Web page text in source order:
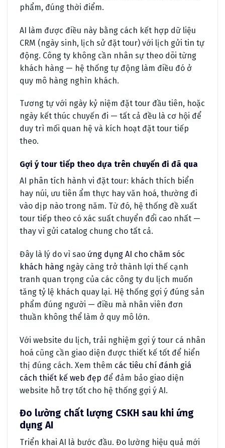
phẩm, đúng thời điểm.
AI làm được điều này bằng cách kết hợp dữ liệu
CRM (ngày sinh, lịch sử đặt tour) với lịch gửi tin tự
động. Công ty không cần nhân sự theo dõi từng
khách hàng — hệ thống tự động làm điều đó ở
quy mô hàng nghìn khách.
Tương tự với ngày kỷ niệm đặt tour đầu tiên, hoặc
ngày kết thúc chuyến đi — tất cả đều là cơ hội để
duy trì mối quan hệ và kích hoạt đặt tour tiếp
theo.
Gợi ý tour tiếp theo dựa trên chuyến đi đã qua
AI phân tích hành vi đặt tour: khách thích biển
hay núi, ưu tiên ẩm thực hay văn hoá, thường đi
vào dịp nào trong năm. Từ đó, hệ thống đề xuất
tour tiếp theo có xác suất chuyển đổi cao nhất —
thay vì gửi catalog chung cho tất cả.
Đây là lý do vì sao ứng dụng AI cho chăm sóc
khách hàng ngày càng trở thành lợi thế cạnh
tranh quan trọng của các công ty du lịch muốn
tăng tỷ lệ khách quay lại. Hệ thống gợi ý đúng sản
phẩm đúng người — điều mà nhân viên đơn
thuần không thể làm ở quy mô lớn.
Với website du lịch, trải nghiệm gợi ý tour cá nhân
hoá cũng cần giao diện được thiết kế tốt để hiển
thị đúng cách. Xem thêm các tiêu chí đánh giá
cách thiết kế web đẹp để đảm bảo giao diện
website hỗ trợ tốt cho hệ thống gợi ý AI.
Đo lường chất lượng CSKH sau khi ứng
dụng AI
Triển khai AI là bước đầu. Đo lường hiệu quả mới